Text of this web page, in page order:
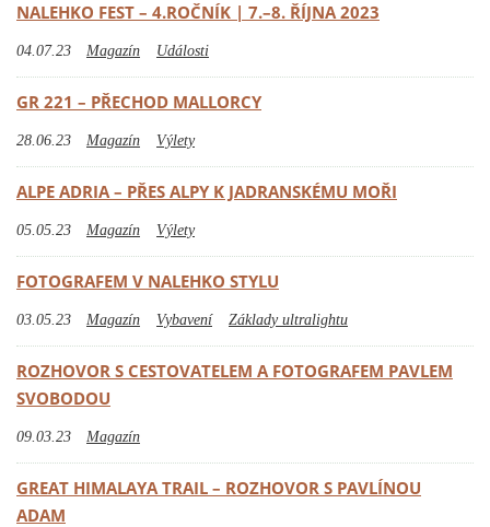
NALEHKO FEST – 4.ROČNÍK | 7.–8. ŘÍJNA 2023
04.07.23 Magazín Události
GR 221 – PŘECHOD MALLORCY
28.06.23 Magazín Výlety
ALPE ADRIA – PŘES ALPY K JADRANSKÉMU MOŘI
05.05.23 Magazín Výlety
FOTOGRAFEM V NALEHKO STYLU
03.05.23 Magazín Vybavení Základy ultralightu
ROZHOVOR S CESTOVATELEM A FOTOGRAFEM PAVLEM
SVOBODOU
09.03.23 Magazín
GREAT HIMALAYA TRAIL – ROZHOVOR S PAVLÍNOU
ADAM